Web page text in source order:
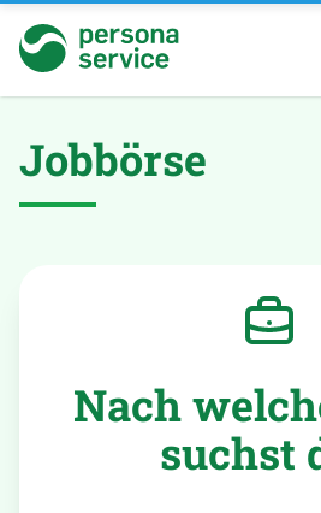
persona service
Jobbörse
Nach
suchst